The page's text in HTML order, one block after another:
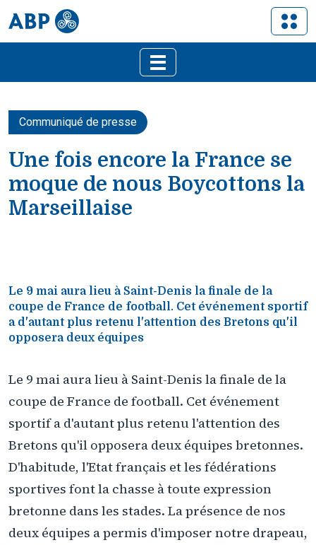
Communiqué de presse
Une fois encore la France se
moque de nous Boycottons la
Marseillaise
Le 9 mai aura lieu à Saint-Denis la finale de la
coupe de France de football. Cet événement sportif
a d'autant plus retenu l'attention des Bretons qu'il
opposera deux équipes
Le 9 mai aura lieu à Saint-Denis la finale de la
coupe de France de football. Cet événement
sportif a d'autant plus retenu l'attention des
Bretons qu'il opposera deux équipes bretonnes.
D'habitude, l'Etat français et les fédérations
sportives font la chasse à toute expression
bretonne dans les stades. La présence de nos
deux équipes a permis d'imposer notre drapeau,